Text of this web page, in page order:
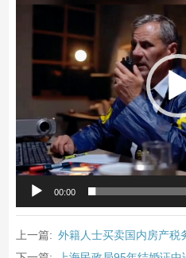
00:00
上一篇: 外籍人士买卖国内房产税